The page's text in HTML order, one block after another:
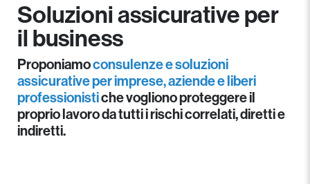
Soluzioni assicurative per
il business
Proponiamoconsulenze e soluzioni
assicurative per imprese, aziende e liberi
professionistiche vogliono proteggere il
proprio lavoro da tutti i rischi correlati, diretti e
indiretti.